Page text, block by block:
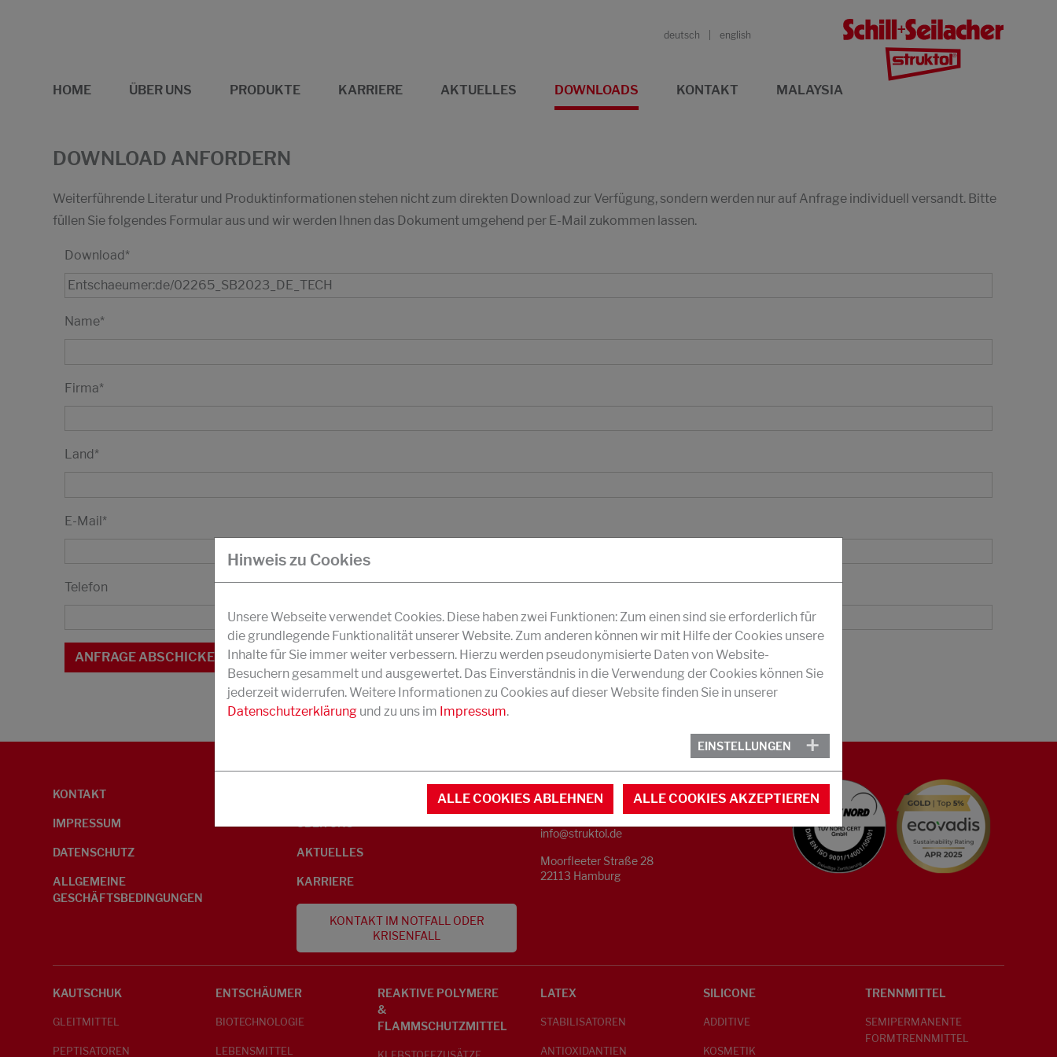
deutsch english
HOME ÜBER UNS PRODUKTE KARRIERE AKTUELLES DOWNLOADS KONTAKT MALAYSIA
DOWNLOAD ANFORDERN
Weiterführende Literatur und Produktinformationen stehen nicht zum direkten Download zur Verfügung, sondern werden nur auf Anfrage individuell versandt. Bitte
füllen Sie folgendes Formular aus und wir werden Ihnen das Dokument umgehend per E-Mail zukommen lassen.
Download*
Name*
Firma*
Land*
E-Mail*
Telefon
KONTAKT
IMPRESSUM
DATENSCHUTZ
ALLGEMEINE
GESCHÄFTSBEDINGUNGEN
UMWELTINFORMATIONEN
AKTUELLES
KARRIERE
KONTAKT IM NOTFALL ODER
KRISENFALL
KONTAKT
Telefon +49 40 733 62 - 0
info@struktol.de
Moorfleeter Straße 28
22113 Hamburg
KAUTSCHUK
GLEITMITTEL
PEPTISATOREN
ENTSCHÄUMER
BIOTECHNOLOGIE
LEBENSMITTEL
REAKTIVE POLYMERE
&
FLAMMSCHUTZMITTEL
LATEX
STABILISATOREN
ANTIOXIDANTIEN
SILICONE
ADDITIVE
KOSMETIK
TRENNMITTEL
SEMIPERMANENTE
FORMTRENNMITTEL
Hinweis zu Cookies
Unsere Webseite verwendet Cookies. Diese haben zwei Funktionen: Zum einen sind sie erforderlich für
die grundlegende Funktionalität unserer Website. Zum anderen können wir mit Hilfe der Cookies unsere
Inhalte für Sie immer weiter verbessern. Hierzu werden pseudonymisierte Daten von Website-
Besuchern gesammelt und ausgewertet. Das Einverständnis in die Verwendung der Cookies können Sie
jederzeit widerrufen. Weitere Informationen zu Cookies auf dieser Website finden Sie in unserer
Datenschutzerklärung und zu uns im Impressum.
EINSTELLUNGEN
ALLE COOKIES ABLEHNEN ALLE COOKIES AKZEPTIEREN